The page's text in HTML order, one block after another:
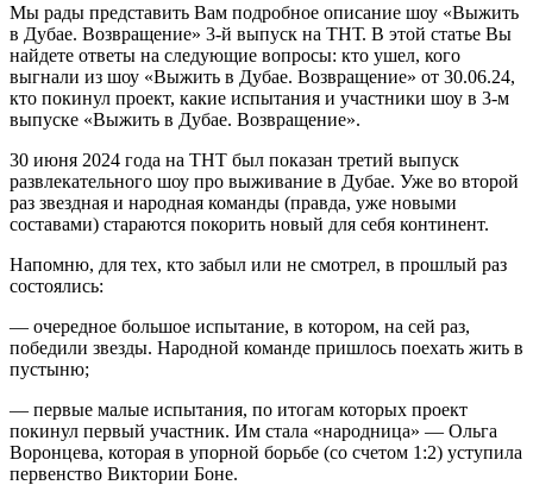
Мы рады представить Вам подробное описание шоу «Выжить
в Дубае. Возвращение» 3-й выпуск на ТНТ. В этой статье Вы
найдете ответы на следующие вопросы: кто ушел, кого
выгнали из шоу «Выжить в Дубае. Возвращение» от 30.06.24,
кто покинул проект, какие испытания и участники шоу в 3-м
выпуске «Выжить в Дубае. Возвращение».
30 июня 2024 года на ТНТ был показан третий выпуск
развлекательного шоу про выживание в Дубае. Уже во второй
раз звездная и народная команды (правда, уже новыми
составами) стараются покорить новый для себя континент.
Напомню, для тех, кто забыл или не смотрел, в прошлый раз
состоялись:
— очередное большое испытание, в котором, на сей раз,
победили звезды. Народной команде пришлось поехать жить в
пустыню;
— первые малые испытания, по итогам которых проект
покинул первый участник. Им стала «народница» — Ольга
Воронцева, которая в упорной борьбе (со счетом 1:2) уступила
первенство Виктории Боне.